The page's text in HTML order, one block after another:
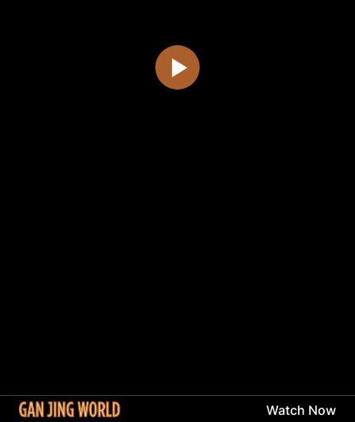
Watch Now